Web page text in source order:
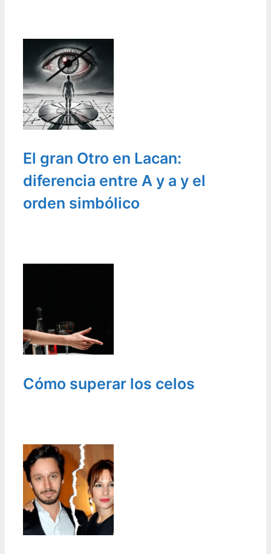
El gran Otro en Lacan:
diferencia entre A y a y el
orden simbólico
Cómo superar los celos